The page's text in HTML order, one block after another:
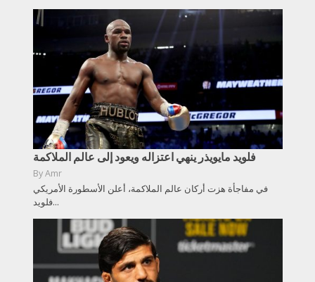
فلويد مايويذر ينهي اعتزاله ويعود إلى عالم الملاكمة
ByAmr
في مفاجأة هزت أركان عالم الملاكمة، أعلن الأسطورة الأمريكي
فلويد...